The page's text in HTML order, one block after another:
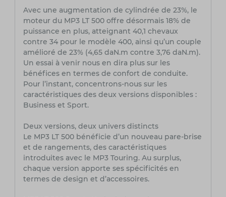
Avec une augmentation de cylindrée de 23%, le
moteur du MP3 LT 500 offre désormais 18% de
puissance en plus, atteignant 40,1 chevaux
contre 34 pour le modèle 400, ainsi qu’un couple
amélioré de 23% (4,65 daN.m contre 3,76 daN.m).
Un essai à venir nous en dira plus sur les
bénéfices en termes de confort de conduite.
Pour l’instant, concentrons-nous sur les
caractéristiques des deux versions disponibles :
Business et Sport.
Deux versions, deux univers distincts
Le MP3 LT 500 bénéficie d’un nouveau pare-brise
et de rangements, des caractéristiques
introduites avec le MP3 Touring. Au surplus,
chaque version apporte ses spécificités en
termes de design et d’accessoires.